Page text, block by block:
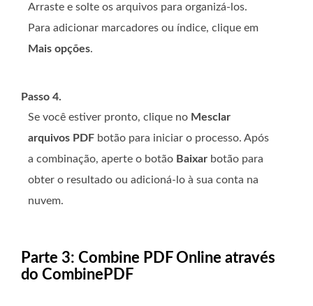
Arraste e solte os arquivos para organizá-los.
Para adicionar marcadores ou índice, clique em
Mais opções.
Passo 4.
Se você estiver pronto, clique no Mesclar
arquivos PDF botão para iniciar o processo. Após
a combinação, aperte o botão Baixar botão para
obter o resultado ou adicioná-lo à sua conta na
nuvem.
Parte 3: Combine PDF Online através
do CombinePDF